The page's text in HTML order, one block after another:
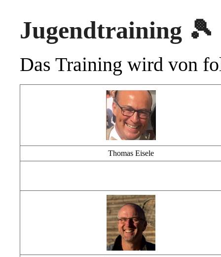
Jugendtraining 🎾
Das Training wird von
Thomas Eisele